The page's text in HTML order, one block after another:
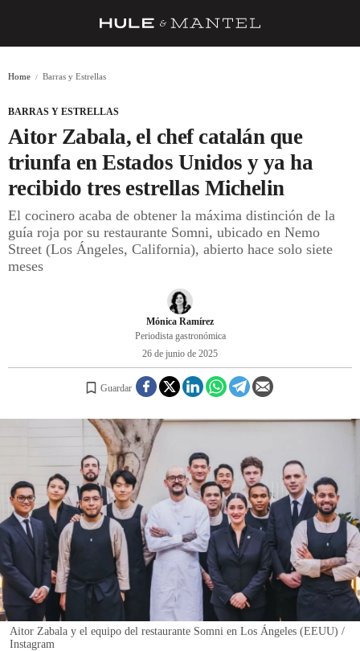
BARRAS Y ESTRELLAS
DÓNDE COMER
ÍDOLOS DE MESAS
CUADERNO DE VIAJE
INICIAR SESIÓN
Home Barras y Estrellas
BARRAS Y ESTRELLAS
Aitor Zabala, el chef catalán que
triunfa en Estados Unidos y ya ha
recibido tres estrellas Michelin
El cocinero acaba de obtener la máxima distinción de la
guía roja por su restaurante Somni, ubicado en Nemo
Street (Los Ángeles, California), abierto hace solo siete
meses
Mónica Ramírez
Periodista gastronómica
26 de junio de 2025
Guardar
Aitor Zabala y el equipo del restaurante Somni en Los Ángeles (EEUU) /
Instagram